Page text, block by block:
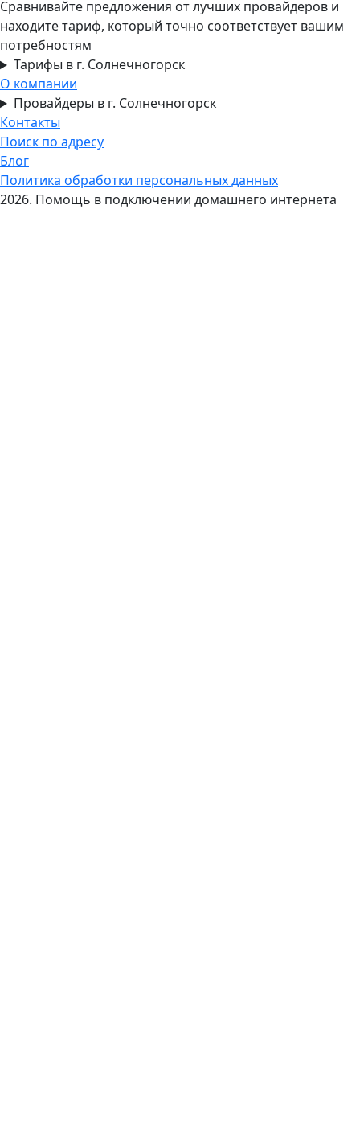
Сравнивайте предложения от лучших провайдеров и
находите тариф, который точно соответствует вашим
потребностям
Тарифы в г. Солнечногорск
О компании
Провайдеры в г. Солнечногорск
Контакты
Поиск по адресу
Блог
Политика обработки персональных данных
2026. Помощь в подключении домашнего интернета